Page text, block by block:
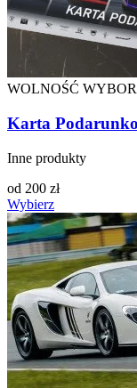
WOLNOŚĆ
Karta
Inne produkty
od 200 zł
Wybierz